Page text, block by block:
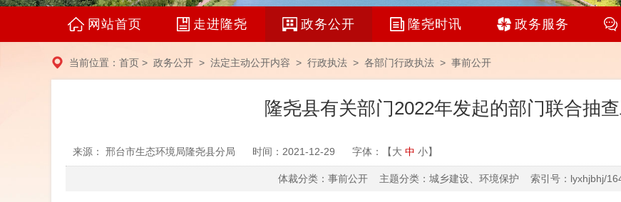
网站首页 走进隆尧 政务公开 隆尧时讯 政务服务
当前位置： 首页 > 政务公开 > 法定主动公开内容 > 行政执法 > 各部门行政执法 > 事前公开
隆尧县有关部门2022年发起的部门联合抽
来源： 邢台市生态环境局隆尧县分局 时间：2021-12-29 字体：【大 中 小】
体裁分类：事前公开 主题分类：城乡建设、环境保护 索引号：lyxhjbhj/